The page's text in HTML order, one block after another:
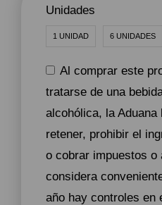
Unidades
1 UNIDAD 6 UNIDADES
Al comprar este
tratarse de una
alcohólica, la
retener, prohibir el
o cobrar impuestos
considera
año hay controles en